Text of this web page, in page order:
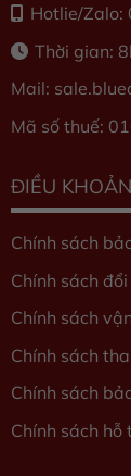
Hotlie/Zalo:
Thời gian:
Mail:
Mã số thuế:
ĐIỀU
Chính sách
Chính sách
Chính sách
Chính sách
Chính sách
Chính sách